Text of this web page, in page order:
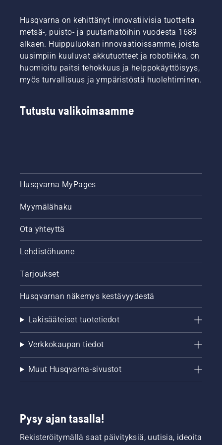
ruohoterää
teroitetaan
ja
huolletaan.
Husqvarna on kehittänyt innovatiivisia tuotteita
metsä-, puisto- ja puutarhatöihin vuodesta 1689
alkaen. Huippuluokan innovaatioissamme, joista
uusimpiin kuuluvat akkutuotteet ja robotiikka, on
huomioitu paitsi tehokkuus ja helppokäyttöisyys,
myös turvallisuus ja ympäristöstä huolehtiminen.
Tutustu valikoimaamme
Husqvarna MyPages
Myymälähaku
Ota yhteyttä
Lehdistöhuone
Tarjoukset
Husqvarnan näkemys kestävyydestä
Lakisääteiset tuotetiedot
Verkkokaupan tiedot
Muut Husqvarna-sivustot
Pysy ajan tasalla!
Rekisteröitymällä saat päivityksiä, uutisia, ideoita